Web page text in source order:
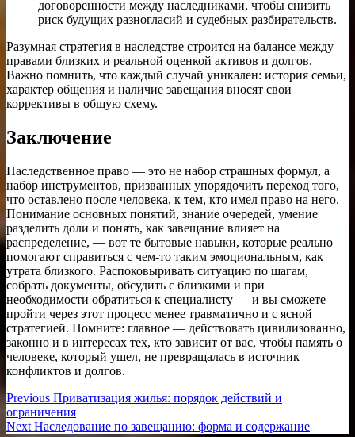
договоренности между наследниками, чтобы снизить
риск будущих разногласий и судебных разбирательств.
Разумная стратегия в наследстве строится на балансе между
правами близких и реальной оценкой активов и долгов.
Важно помнить, что каждый случай уникален: история семьи,
характер общения и наличие завещания вносят свои
коррективы в общую схему.
Заключение
Наследственное право — это не набор страшных формул, а
набор инструментов, призванных упорядочить переход того,
что оставлено после человека, к тем, кто имел право на него.
Понимание основных понятий, знание очередей, умение
разделить доли и понять, как завещание влияет на
распределение, — вот те бытовые навыки, которые реально
помогают справиться с чем-то таким эмоциональным, как
утрата близкого. Распоковыривать ситуацию по шагам,
собрать документы, обсудить с близкими и при
необходимости обратиться к специалисту — и вы сможете
пройти через этот процесс менее травматично и с ясной
стратегией. Помните: главное — действовать цивилизованно,
законно и в интересах тех, кто зависит от вас, чтобы память о
человеке, который ушел, не превращалась в источник
конфликтов и долгов.
Навигация
по
Previous Previous
post:
Приватизация жилья: порядок действий и
ограничения
Next Next
Наследование по завещанию: форма и содержание